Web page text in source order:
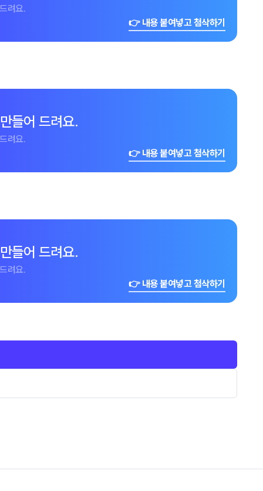
려요.
👉 내용 붙여넣고 첨삭하기
들어 드려요.
려요.
👉 내용 붙여넣고 첨삭하기
들어 드려요.
려요.
👉 내용 붙여넣고 첨삭하기